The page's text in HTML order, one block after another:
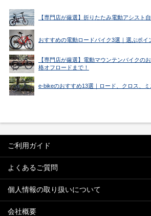
【専門店が厳選】折りたたみ電動アシスト
おすすめの電動ロードバイク3選｜選ぶポイ
【専門店が厳選】電動マウンテンバイクの
格オフロードまで！
e-bikeのおすすめ13選｜ロード、クロス、
ご利用ガイド
よくあるご質問
個人情報の取り扱いについて
会社概要